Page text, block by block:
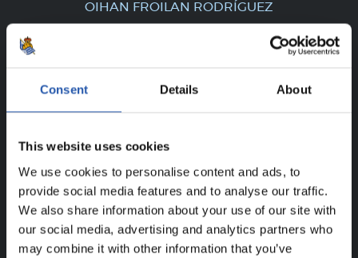
Consent Details About
This website uses cookies
We use cookies to personalise content and ads, to
provide social media features and to analyse our traffic.
We also share information about your use of our site with
our social media, advertising and analytics partners who
may combine it with other information that you’ve
OIHAN FROILAN RODRÍGUEZ
¡SOLO PARA USUARIOS
REGISTRADOS!
Este contenido es solo para los usuarios registrados en
nuestra web.
Regístrate haciendo clic en elLoginy disfruta de
contenido exclusivo para ti.